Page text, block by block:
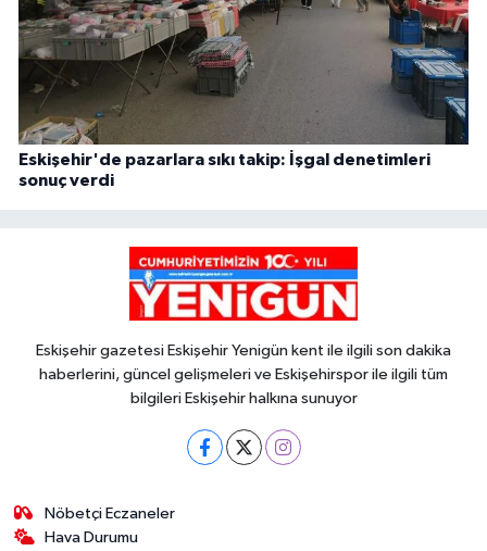
Eskişehir'de pazarlara sıkı takip: İşgal denetimleri
sonuç verdi
Eskişehir gazetesi Eskişehir Yenigün kent ile ilgili son dakika
haberlerini, güncel gelişmeleri ve Eskişehirspor ile ilgili tüm
bilgileri Eskişehir halkına sunuyor
Nöbetçi Eczaneler
Hava Durumu